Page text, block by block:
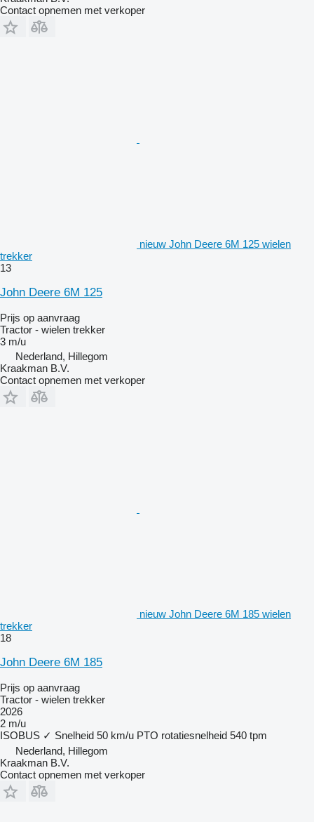
Contact opnemen met verkoper
nieuw John Deere 6M 125 wielen
trekker
13
John Deere 6M 125
Prijs op aanvraag
Tractor - wielen trekker
3 m/u
Nederland, Hillegom
Kraakman B.V.
Contact opnemen met verkoper
nieuw John Deere 6M 185 wielen
trekker
18
John Deere 6M 185
Prijs op aanvraag
Tractor - wielen trekker
2026
2 m/u
ISOBUS ✓ Snelheid 50 km/u PTO rotatiesnelheid 540 tpm
Nederland, Hillegom
Kraakman B.V.
Contact opnemen met verkoper